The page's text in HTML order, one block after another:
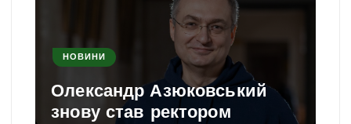
НОВИНИ
Олександр Азюковський
знову став ректором